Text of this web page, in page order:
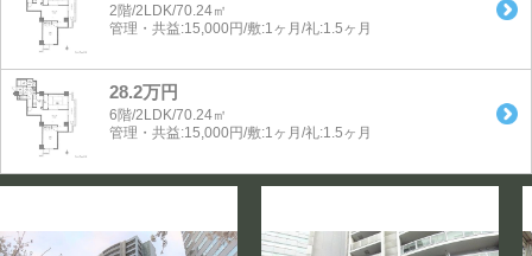
2階/2LDK/70.24㎡
管理・共益:15,000円/敷:1ヶ月/礼:1.5ヶ月
28.2万円
6階/2LDK/70.24㎡
管理・共益:15,000円/敷:1ヶ月/礼:1.5ヶ月